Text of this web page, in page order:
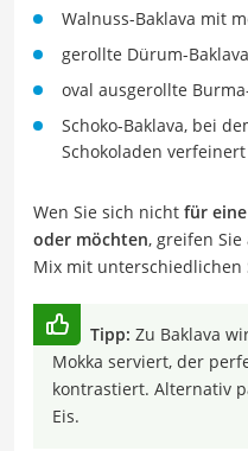
Walnuss-Baklava mit
gerollte Dürum-Baklava
oval ausgerollte
Schoko-Baklava, bei
Schokoladen
Wen Sie sich nicht für
oder möchten, greifen
Mix mit unterschiedlichen
Tipp: Zu Baklava
Mokka serviert, der
kontrastiert. Alternativ
Eis.